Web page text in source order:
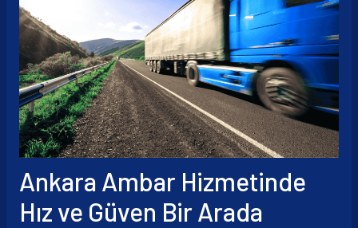
Ankara Ambar Hizmetinde
Hız ve Güven Bir Arada